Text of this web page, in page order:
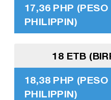
17,36 PHP (PESO
PHILIPPIN)
18 ETB
18,38 PHP (PESO
PHILIPPIN)